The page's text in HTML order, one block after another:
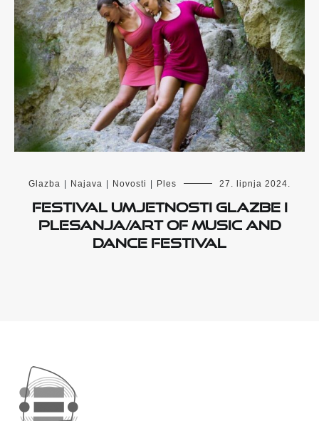
Glazba Najava Novosti Ples 27. lipnja 2024.
FESTIVAL UMJETNOSTI GLAZBE i
PLESANJA/ART OF MUSIC AND
DANCE FESTIVAL